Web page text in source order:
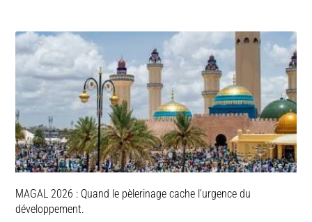
MAGAL 2026 : Quand le pèlerinage cache l’urgence du
développement.